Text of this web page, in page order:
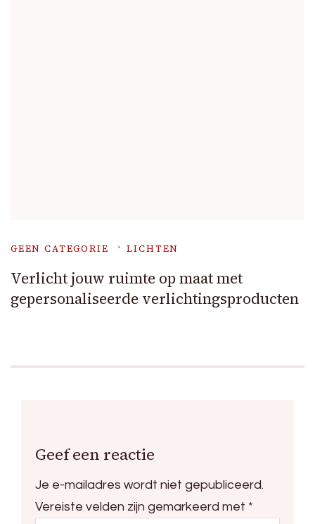
GEEN CATEGORIE LICHTEN
Verlicht jouw ruimte op maat met
gepersonaliseerde verlichtingsproducten
Geef een reactie
Je e-mailadres wordt niet gepubliceerd.
Vereiste velden zijn gemarkeerd met *